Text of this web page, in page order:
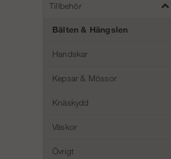
Tillbehör
Bälten & Hängslen
Handskar
Kepsar & Mössor
Knäskydd
Väskor
Övrigt